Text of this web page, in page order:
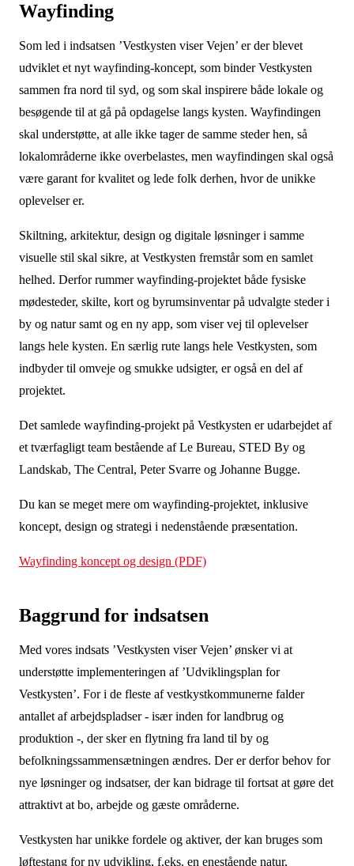
og høj trafikbelastning i højsæsonen. Formålet med
projektet er at løfte kvaliteten af bymidten. Det Blå
Torv skal bl.a. sammen med en ny trafik- og
parkeringsløsning styrke kvaliteten af bymiljøet,
mindske biltrængslen og skabe bedre vilkår for bløde
trafikanter.
Støttes med 5,2 mio. kr.
Sti 100 mellem Blokhus og Løkken, Hjørring og
Forlængelsen af Sti100 skal styrke oplevelsen af
Løkken og Blokhus som en samlet destination. Stien
skal inspirere gæsterne til i højere grad at bevæge sig
på feriestederne til fods og på cykel og give
mulighed for rekreative oplevelser undervejs.
Støttes med 3,37 mio. kr.
Broer og stiforbindelser for bløde trafikanter i
Hvide Sande, Ringkøbing-Skjern kommune
Hvide Sande oplever stadig flere turister, og den
stigende biltrafik omkring broerne i bymidten er både
drejer sig om at skabe nye rekreative forbindelser, der
appellerer til bevægelse til fods og på cykel, ved at
etablere sti- og broforbindelser på tværs af havnen.
Soltorvet i Vejers Strandby, Varde kommune
Projektet skal styrke forbindelsen mellem stranden og
byen i Vejers Strandby ved at etablere et ’Soltorv’,
som markerer ankomsten til stranden og en bygning,
som indeholder toiletfaciliteter, strand- og surfudstyr,
mobil sauna, borde og bænke m.v. Samtidig
iværksættes en renovering af bymidten
Støttes med 3 mio. kr.
Hjørring kommune
Wayfinding
Som led i indsatsen ’Vestkysten viser Vejen’ er der blevet
udviklet et nyt wayfinding-koncept, som binder Vestkysten
sammen fra nord til syd, og som skal inspirere både lokale og
besøgende til at gå på opdagelse langs kysten. Wayfindingen
skal understøtte, at alle ikke tager de samme steder hen, så
lokalområderne ikke overbelastes, men wayfindingen skal også
være garant for kvalitet og lede folk derhen, hvor de unikke
oplevelser er.
Skiltning, arkitektur, design og digitale løsninger i samme
visuelle stil skal sikre, at Vestkysten fremstår som en samlet
helhed. Derfor rummer wayfinding-projektet både fysiske
mødesteder, skilte, kort og byrumsinventar på udvalgte steder i
by og natur samt og en ny app, som viser vej til oplevelser
langs hele kysten. En særlig rute langs hele Vestkysten, som
indbyder til omveje og smukke udsigter, er også en del af
projektet.
Det samlede wayfinding-projekt på Vestkysten er udarbejdet af
et tværfagligt team bestående af Le Bureau, STED By og
Landskab, The Central, Peter Svarre og Johanne Bugge.
Du kan se meget mere om wayfinding-projektet, inklusive
koncept, design og strategi i nedenstående præsentation.
Wayfinding koncept og design (PDF)
Baggrund for indsatsen
Med vores indsats ’Vestkysten viser Vejen’ ønsker vi at
understøtte implementeringen af ’Udviklingsplan for
Vestkysten’. For i de fleste af vestkystkommunerne falder
antallet af arbejdspladser - især inden for landbrug og
produktion -, der sker en flytning fra land til by og
befolkningssammensætningen ændres. Der er derfor behov for
nye løsninger og indsatser, der kan bidrage til fortsat at gøre det
attraktivt at bo, arbejde og gæste områderne.
Vestkysten har unikke fordele og aktiver, der kan bruges som
løftestang for ny udvikling, f.eks. en enestående natur,